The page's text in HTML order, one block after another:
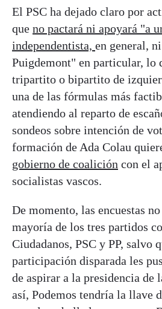
El PSC ha dejado claro por
que no pactará ni apoyará "a
independentista, en general,
Puigdemont" en particular, lo
tripartito o bipartito de
una de las fórmulas más
atendiendo al reparto de
sondeos sobre intención de
formación de Ada Colau
gobierno de coalición con el
socialistas vascos.
De momento, las encuestas
mayoría de los tres partidos
Ciudadanos, PSC y PP, salvo
participación disparada les
de aspirar a la presidencia de
así, Podemos tendría la llave